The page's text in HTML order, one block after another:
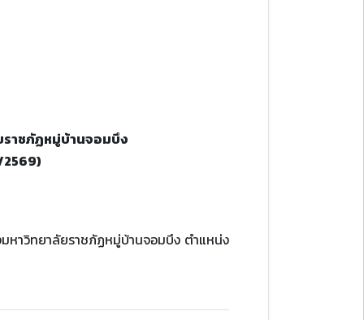
ราชภัฏหมู่บ้านจอมบึง
2569)
หาวิทยาลัยราชภัฏหมู่บ้านจอมบึง ตําแหน่ง